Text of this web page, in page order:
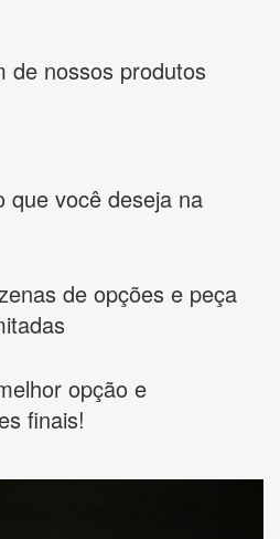
de nossos produtos
que você deseja na
de opções e peça
opção e
finais!